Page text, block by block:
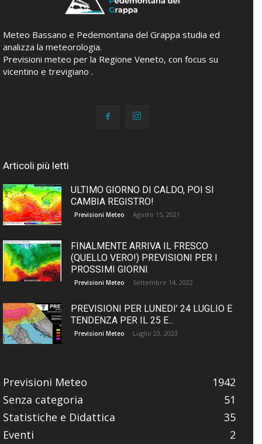
Meteo Bassano e Pedemontana del Grappa studia ed
analizza la meteorologia.
Previsioni meteo per la Regione Veneto, con focus su
vicentino e trevigiano .
Articoli più letti
ULTIMO GIORNO DI CALDO, POI SI
CAMBIA REGISTRO!
Previsioni Meteo Agosto 15, 2021
FINALMENTE ARRIVA IL FRESCO
(QUELLO VERO!) PREVISIONI PER I
PROSSIMI GIORNI
Previsioni Meteo Settembre 14, 2022
PREVISIONI PER LUNEDI’ 24 LUGLIO E
TENDENZA PER IL 25 E...
Previsioni Meteo Luglio 23, 2023
Previsioni Meteo
1942
Senza categoria
51
Statistiche e Didattica
35
Eventi
2